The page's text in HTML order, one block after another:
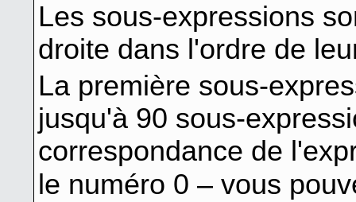
Les sous-expressions
droite dans l'ordre de
La première sous-
jusqu'à 90 sous-
correspondance de
le numéro 0 – vous